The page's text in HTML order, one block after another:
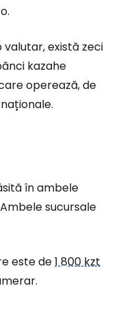
există zeci
kazahe
operează, de
în ambele
sucursale
este de1 800 kzt